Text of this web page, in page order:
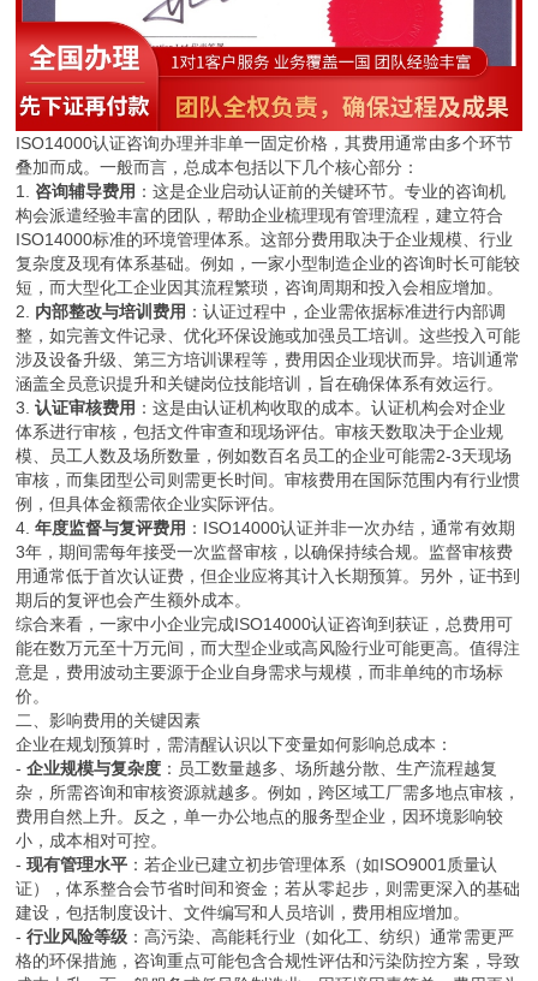
ISO14000认证咨询办理并非单一固定价格，其费用通常由多个环节
叠加而成。一般而言，总成本包括以下几个核心部分：
1. 咨询辅导费用 ：这是企业启动认证前的关键环节。专业的咨询机
构会派遣经验丰富的团队，帮助企业梳理现有管理流程，建立符合
ISO14000标准的环境管理体系。这部分费用取决于企业规模、行业
复杂度及现有体系基础。例如，一家小型制造企业的咨询时长可能较
短，而大型化工企业因其流程繁琐，咨询周期和投入会相应增加。
2. 内部整改与培训费用 ：认证过程中，企业需依据标准进行内部调
整，如完善文件记录、优化环保设施或加强员工培训。这些投入可能
涉及设备升级、第三方培训课程等，费用因企业现状而异。培训通常
涵盖全员意识提升和关键岗位技能培训，旨在确保体系有效运行。
3.认证审核费用 ：这是由认证机构收取的成本。认证机构会对企业
体系进行审核，包括文件审查和现场评估。审核天数取决于企业规
模、员工人数及场所数量，例如数百名员工的企业可能需2-3天现场
审核，而集团型公司则需更长时间。审核费用在国际范围内有行业惯
例，但具体金额需依企业实际评估。
4.年度监督与复评费用 ：ISO14000认证并非一次办结，通常有效期
3年，期间需每年接受一次监督审核，以确保持续合规。监督审核费
用通常低于首次认证费，但企业应将其计入长期预算。另外，证书到
期后的复评也会产生额外成本。
综合来看，一家中小企业完成ISO14000认证咨询到获证，总费用可
能在数万元至十万元间，而大型企业或高风险行业可能更高。值得注
意是，费用波动主要源于企业自身需求与规模，而非单纯的市场标
价。
二、影响费用的关键因素
企业在规划预算时，需清醒认识以下变量如何影响总成本：
-企业规模与复杂度 ：员工数量越多、场所越分散、生产流程越复
杂，所需咨询和审核资源就越多。例如，跨区域工厂需多地点审核，
费用自然上升。反之，单一办公地点的服务型企业，因环境影响较
小，成本相对可控。
-现有管理水平 ：若企业已建立初步管理体系（如ISO9001质量认
证），体系整合会节省时间和资金；若从零起步，则需更深入的基础
建设，包括制度设计、文件编写和人员培训，费用相应增加。
-行业风险等级 ：高污染、高能耗行业（如化工、纺织）通常需更严
格的环保措施，咨询重点可能包含合规性评估和污染防控方案，导致